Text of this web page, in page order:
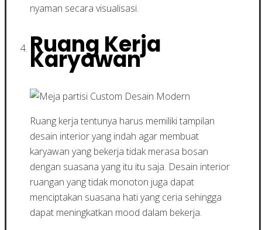
nyaman secara visualisasi.
Ruang Kerja
Karyawan
Ruang kerja tentunya harus memiliki tampilan
desain interior yang indah agar membuat
karyawan yang bekerja tidak merasa bosan
dengan suasana yang itu itu saja. Desain interior
ruangan yang tidak monoton juga dapat
menciptakan suasana hati yang ceria sehingga
dapat meningkatkan mood dalam bekerja.